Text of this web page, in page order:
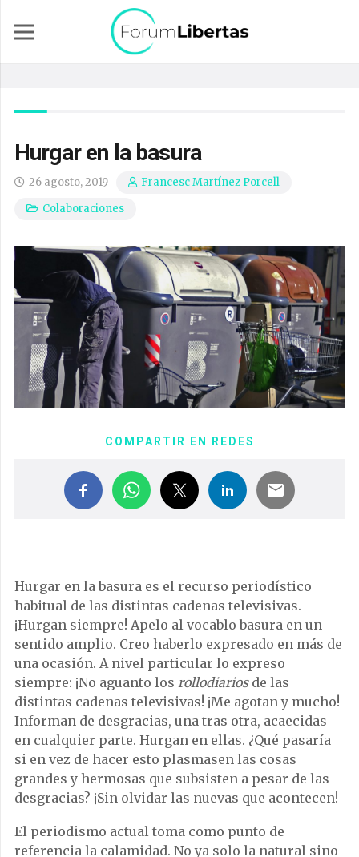
Hurgar en la basura
26 agosto, 2019
Francesc Martínez Porcell
Colaboraciones
COMPARTIR EN REDES
Hurgar en la basura es el recurso periodístico
habitual de las distintas cadenas televisivas.
¡Hurgan siempre! Apelo al vocablo basura en un
sentido amplio. Creo haberlo expresado en más de
una ocasión. A nivel particular lo expreso
siempre: ¡No aguanto los rollodiariosde las
distintas cadenas televisivas! ¡Me agotan y mucho!
Informan de desgracias, una tras otra, acaecidas
en cualquier parte. Hurgan en ellas. ¿Qué pasaría
si en vez de hacer esto plasmasen las cosas
grandes y hermosas que subsisten a pesar de las
desgracias? ¡Sin olvidar las nuevas que acontecen!
El periodismo actual toma como punto de
referencia la calamidad. No ya solo la natural sino